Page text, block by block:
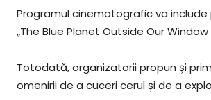
Programul cinematografic va include
„The Blue Planet Outside Our
Totodată, organizatorii propun și
omenirii de a cuceri cerul și de a